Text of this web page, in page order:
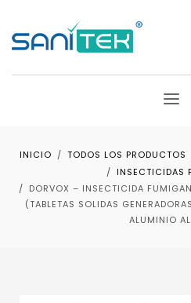
INICIO TODOS LOS PRODUCTOS
INSECTICIDAS
DORVOX – INSECTICIDA
(TABLETAS SOLIDAS
ALUMINIO